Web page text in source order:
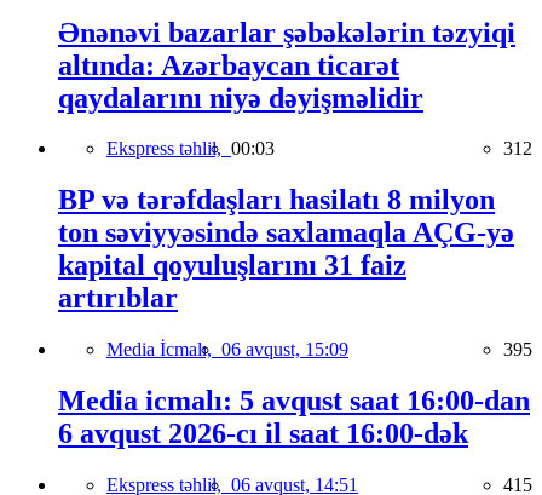
Ənənəvi bazarlar şəbəkələrin təzyiqi
altında: Azərbaycan ticarət
qaydalarını niyə dəyişməlidir
Ekspress təhlil, 00:03 312
BP və tərəfdaşları hasilatı 8 milyon
ton səviyyəsində saxlamaqla AÇG-yə
kapital qoyuluşlarını 31 faiz
artırıblar
Media İcmalı, 06 avqust, 15:09 395
Media icmalı: 5 avqust saat 16:00-dan
6 avqust 2026-cı il saat 16:00-dək
Ekspress təhlil, 06 avqust, 14:51 415